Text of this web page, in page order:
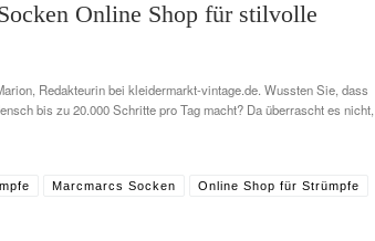
Online Shop für stilvolle
Redakteurin bei kleidermarkt-vintage.de. Wussten Sie, dass
bis zu 20.000 Schritte pro Tag macht? Da überrascht es nicht,
Marcmarcs Socken Online Shop für Strümpfe